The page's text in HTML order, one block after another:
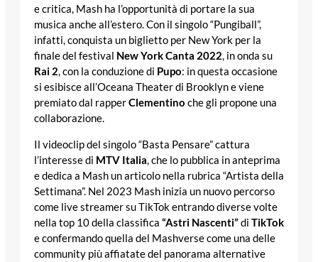
e critica, Mash ha l’opportunità di portare la sua
musica anche all’estero. Con il singolo “Pungiball”,
infatti, conquista un biglietto per New York per la
finale del festival New York Canta 2022, in onda su
Rai 2, con la conduzione di Pupo: in questa occasione
si esibisce all’Oceana Theater di Brooklyn e viene
premiato dal rapperClementino che gli propone una
collaborazione.
Il videoclip del singolo “Basta Pensare” cattura
l’interesse di MTV Italia, che lo pubblica in anteprima
e dedica a Mash un articolo nella rubrica “Artista della
Settimana”. Nel 2023 Mash inizia un nuovo percorso
come live streamer su TikTok entrando diverse volte
nella top 10 della classifica “Astri Nascenti”di TikTok
e confermando quella del Mashverse come una delle
community più affiatate del panorama alternative